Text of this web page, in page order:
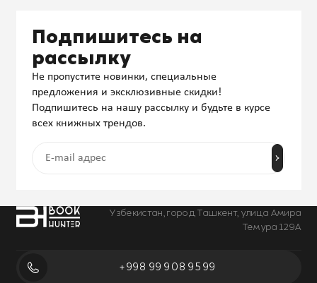
Узбекистан, город Ташкент, улица Амира
Темура 129А
+998 99 908 95 99
Подпишитесь на
рассылку
Не пропустите новинки, специальные
предложения и эксклюзивные скидки!
Подпишитесь на нашу рассылку и будьте в курсе
всех книжных трендов.